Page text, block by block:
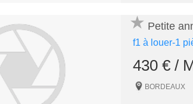
Petite
f1 à louer-1
430 € /
BORDEAUX
★